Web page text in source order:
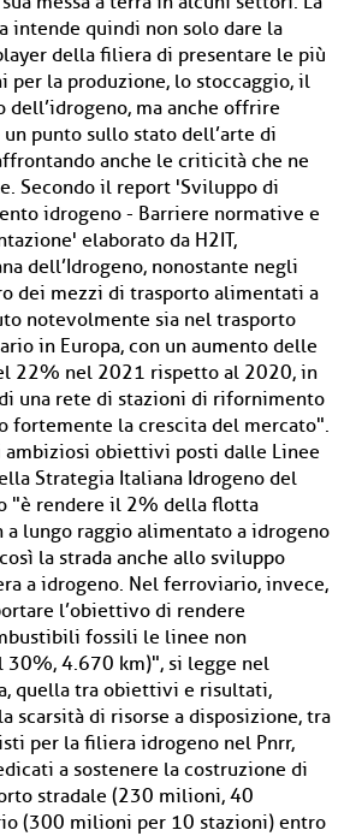
intende quindi non solo dare la
della filiera di presentare le più
per la produzione, lo stoccaggio, il
dell’idrogeno, ma anche offrire
un punto sullo stato dell’arte di
anche le criticità che ne
Secondo il report 'Sviluppo di
idrogeno - Barriere normative e
elaborato da H2IT,
dell’Idrogeno, nonostante negli
dei mezzi di trasporto alimentati a
notevolmente sia nel trasporto
in Europa, con un aumento delle
22% nel 2021 rispetto al 2020, in
una rete di stazioni di rifornimento
fortemente la crescita del mercato".
ambiziosi obiettivi posti dalle Linee
Strategia Italiana Idrogeno del
"è rendere il 2% della flotta
a lungo raggio alimentato a idrogeno
la strada anche allo sviluppo
a idrogeno. Nel ferroviario, invece,
l’obiettivo di rendere
fossili le linee non
4.670 km)", si legge nel
quella tra obiettivi e risultati,
scarsità di risorse a disposizione, tra
per la filiera idrogeno nel Pnrr,
a sostenere la costruzione di
stradale (230 milioni, 40
(300 milioni per 10 stazioni) entro